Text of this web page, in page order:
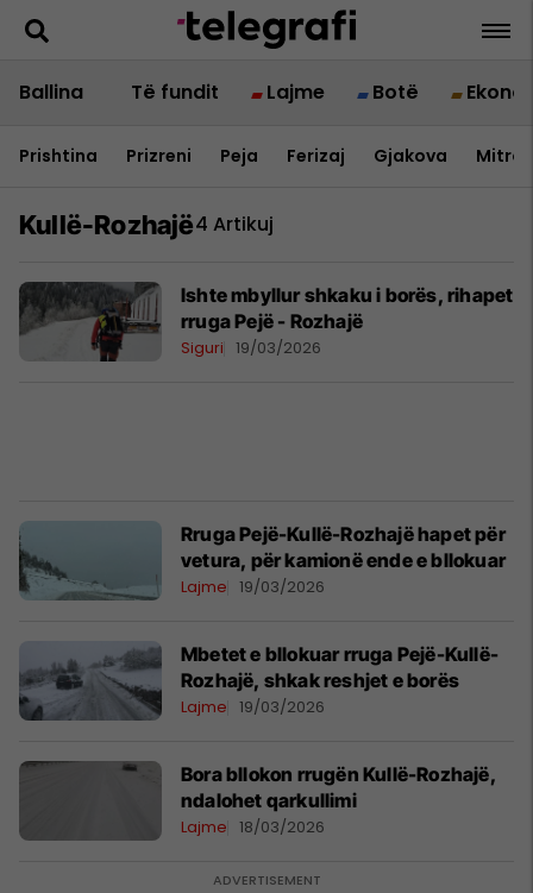
Ballina Të fundit Lajme Botë
Prishtina Prizreni Peja Ferizaj Gjakova
Kullë-Rozhajë4 Artikuj
Ishte mbyllur shkaku i borës, rihapet
rruga Pejë - Rozhajë
Siguri 19/03/2026
Rruga Pejë-Kullë-Rozhajë hapet për
vetura, për kamionë ende e bllokuar
Lajme 19/03/2026
Mbetet e bllokuar rruga Pejë-Kullë-
Rozhajë, shkak reshjet e borës
Lajme 19/03/2026
Bora bllokon rrugën Kullë-Rozhajë,
ndalohet qarkullimi
Lajme 18/03/2026